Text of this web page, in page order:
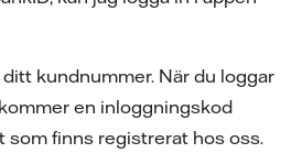
man
kundnummer. När du loggar
en inloggningskod
som finns registrerat hos oss.